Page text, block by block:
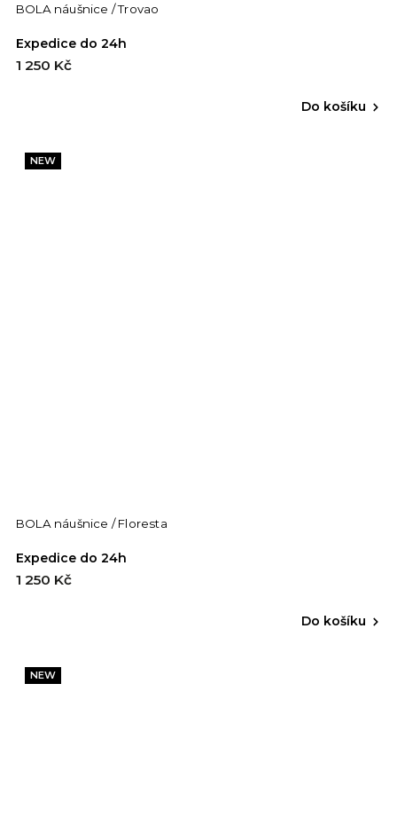
BOLA náušnice / Trovao
Expedice do 24h
1 250 Kč
Do košíku
NEW
BOLA náušnice / Floresta
Expedice do 24h
1 250 Kč
Do košíku
NEW